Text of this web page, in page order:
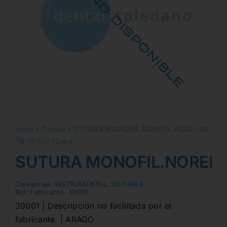
Inicio » Tienda » SUTURA MONOFIL.NOREFIL AZUL USP
TB-10 6/0 12und
SUTURA
Categorias: INSTRUMENTAL
SUTURAS
Ref. Fabricante: 39001
39001 | Descripción no facilitada por el
fabricante. | ARAGO